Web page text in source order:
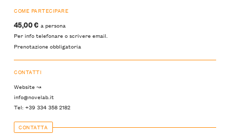
COME PARTECIPARE
45,00 € a persona
Per info telefonare o scrivere email.
Prenotazione obbligatoria
CONTATTI
Website ↝
info@novelab.it
Tel: +39 334 358 2182
CONTATTA